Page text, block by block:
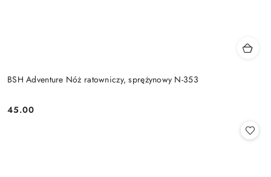
BSH Adventure Nóż ratowniczy, sprężynowy N-353
Cena:
45.00